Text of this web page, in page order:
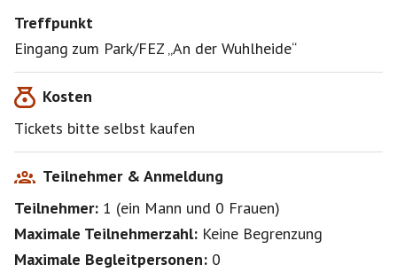
Treffpunkt
Eingang zum Park/FEZ „An der Wuhlheide“
Kosten
Tickets bitte selbst kaufen
Teilnehmer & Anmeldung
Teilnehmer: 1 (ein Mann und 0 Frauen)
Maximale Teilnehmerzahl: Keine Begrenzung
Maximale Begleitpersonen: 0